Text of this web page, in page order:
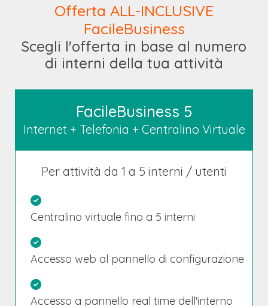
Offerta ALL-INCLUSIVE
FacileBusiness
Scegli l'offerta in base al numero
di interni della tua attività
FacileBusiness 5
Internet + Telefonia + Centralino Virtuale
Per attività da 1 a 5 interni / utenti
Centralino virtuale fino a 5 interni
Accesso web al pannello di configurazione
Accesso a pannello real time dell'interno